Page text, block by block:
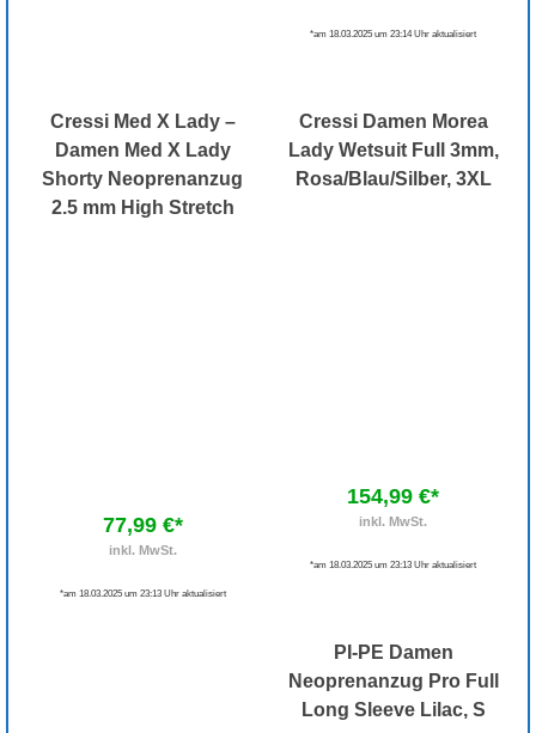
*am 18.03.2025 um 23:14 Uhr aktualisiert
Cressi Med X Lady –
Damen Med X Lady
Shorty Neoprenanzug
2.5 mm High Stretch
77,99 €*
inkl. MwSt.
*am 18.03.2025 um 23:13 Uhr aktualisiert
Cressi Damen Morea
Lady Wetsuit Full 3mm,
Rosa/Blau/Silber, 3XL
154,99 €*
inkl. MwSt.
*am 18.03.2025 um 23:13 Uhr aktualisiert
PI-PE Damen
Neoprenanzug Pro Full
Long Sleeve Lilac, S